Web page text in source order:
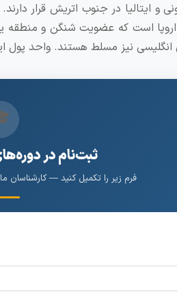
و ایتالیا در جنوب اتریش قرار
نیز مسلط هستند. واحد پول
ثبت‌نام در
فرم زیر را تکمیل کنید —